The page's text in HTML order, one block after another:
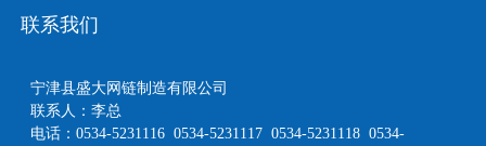
联系我们
宁津县盛大网链制造有限公司
联系人：李总
电话：0534-5231116 0534-5231117 0534-5231118 0534-